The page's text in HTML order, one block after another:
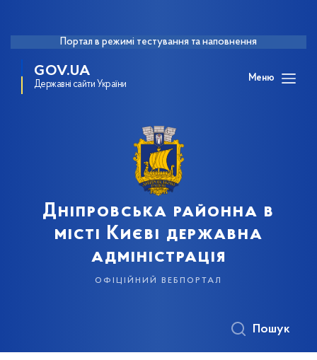
Портал в режимі тестування та наповнення
GOV.UA
Державні сайти України
Меню
Дніпровська районна в
місті Києві державна
адміністрація
офіційний вебпортал
Пошук